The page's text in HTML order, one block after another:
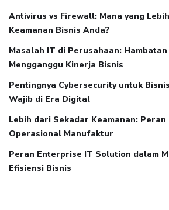
Antivirus vs Firewall: Mana yang
Keamanan Bisnis Anda?
Masalah IT di Perusahaan:
Mengganggu Kinerja Bisnis
Pentingnya Cybersecurity untuk
Wajib di Era Digital
Lebih dari Sekadar Keamanan: Peran
Operasional Manufaktur
Peran Enterprise IT Solution dalam
Efisiensi Bisnis